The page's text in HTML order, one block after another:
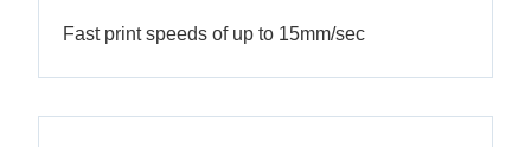
Fast print speeds of up to 15mm/sec